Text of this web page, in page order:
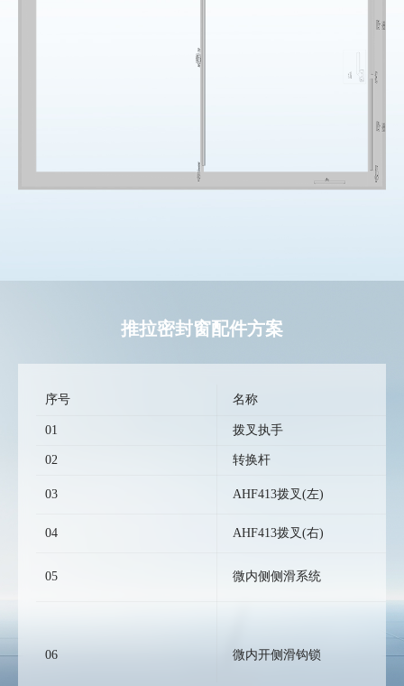
推拉密封窗配件方案
序号 名称
01 拨叉执手
02 转换杆
03 AHF413拨叉(左)
04 AHF413拨叉(右)
05 微内侧侧滑系统
06 微内开侧滑钩锁